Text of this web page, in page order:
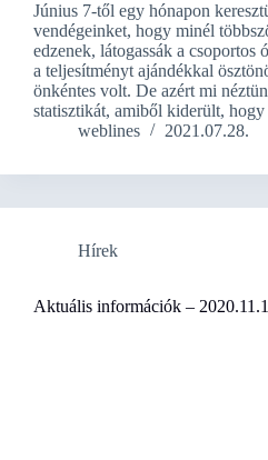
Június 7-től egy hónapon
vendégeinket, hogy minél
edzenek, látogassák a
a teljesítményt ajándékkal
önkéntes volt. De azért mi
statisztikát, amiből kiderült,
weblines
2021.07.28.
Hírek
Aktuális információk –